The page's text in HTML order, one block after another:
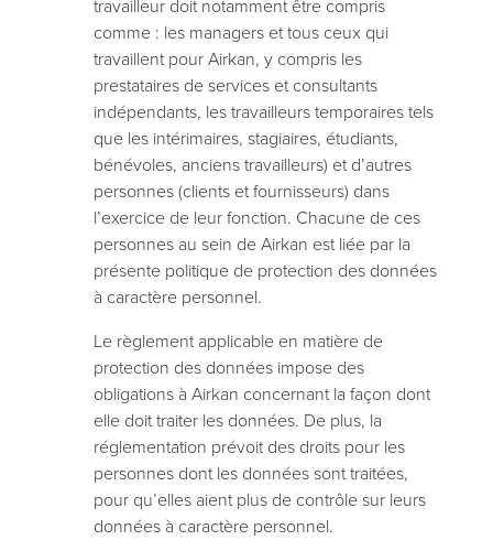
travailleur doit notamment être compris
comme : les managers et tous ceux qui
travaillent pour Airkan, y compris les
prestataires de services et consultants
indépendants, les travailleurs temporaires tels
que les intérimaires, stagiaires, étudiants,
bénévoles, anciens travailleurs) et d’autres
personnes (clients et fournisseurs) dans
l’exercice de leur fonction. Chacune de ces
personnes au sein de Airkan est liée par la
présente politique de protection des données
à caractère personnel.
Le règlement applicable en matière de
protection des données impose des
obligations à Airkan concernant la façon dont
elle doit traiter les données. De plus, la
réglementation prévoit des droits pour les
personnes dont les données sont traitées,
pour qu’elles aient plus de contrôle sur leurs
données à caractère personnel.